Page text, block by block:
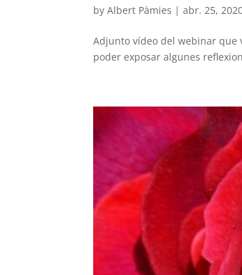
byAlbert Pàmies |abr. 25,
Adjunto vídeo del webinar que
poder exposar algunes